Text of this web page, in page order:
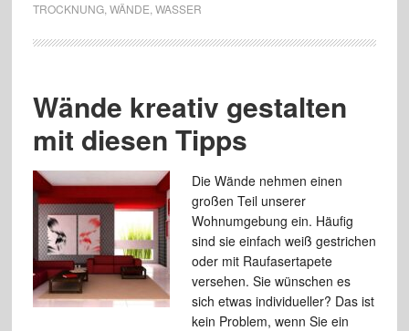
TROCKNUNG, WÄNDE WASSER
Wände kreativ gestalten
mit diesen Tipps
Die Wände nehmen einen
großen Teil unserer
Wohnumgebung ein. Häufig
sind sie einfach weiß gestrichen
oder mit Raufasertapete
versehen. Sie wünschen es
sich etwas individueller? Das ist
kein Problem, wenn Sie ein